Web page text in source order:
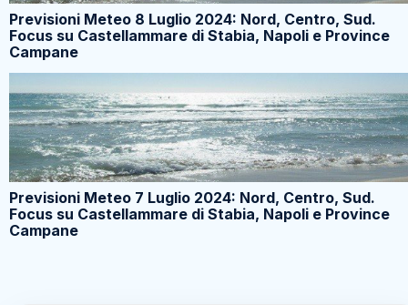
Previsioni Meteo 8 Luglio 2024: Nord, Centro, Sud.
Focus su Castellammare di Stabia, Napoli e Province
Campane
Previsioni Meteo 7 Luglio 2024: Nord, Centro, Sud.
Focus su Castellammare di Stabia, Napoli e Province
Campane